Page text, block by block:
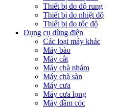
Thiết bị đo độ rung
Thiết bị đo nhiệt độ
Thiết bị đo tốc độ
Dụng cụ dùng điện
Các loại máy khác
Máy bào
Máy cắt
Máy chà nhám
Máy chà sàn
Máy cưa
Máy cưa lọng
Máy đầm cóc